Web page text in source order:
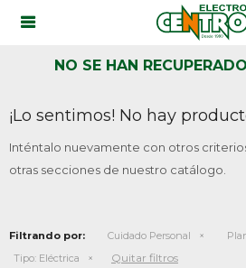

NO SE HAN
¡Lo sentimos! No hay
Inténtalo nuevamente con otros
otras secciones de nuestro catálogo.
Filtrando por: Cuidado Personal
Tipo: Eléctrica Quitar filtros